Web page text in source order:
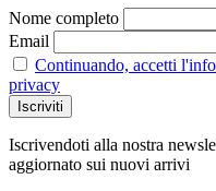
Nome completo
Email
Continuando, accetti
privacy
Iscrivendoti alla nostra
aggiornato sui nuovi arrivi